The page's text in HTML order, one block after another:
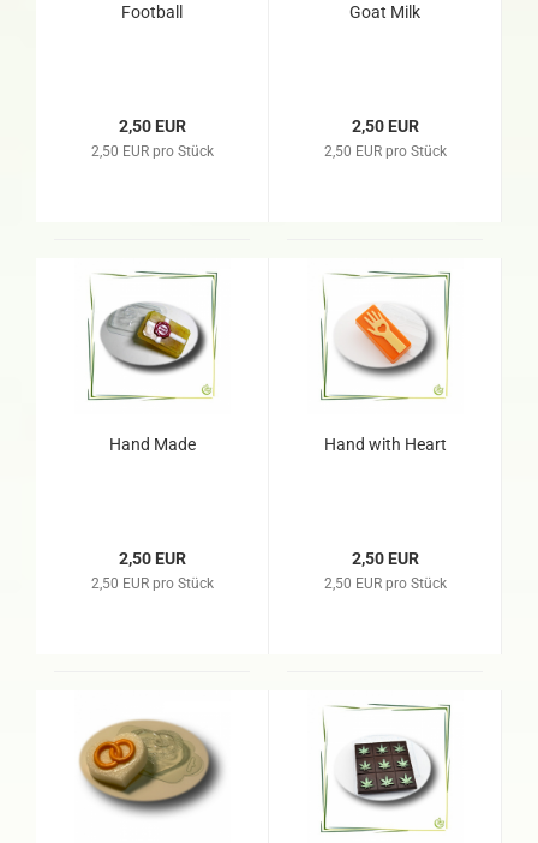
Football
2,50 EUR
2,50 EUR pro Stück
Goat Milk
2,50 EUR
2,50 EUR pro Stück
Hand Made
2,50 EUR
2,50 EUR pro Stück
Hand with Heart
2,50 EUR
2,50 EUR pro Stück